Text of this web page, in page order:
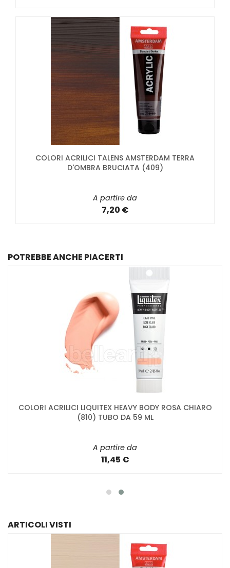
COLORI ACRILICI TALENS AMSTERDAM TERRA
D'OMBRA BRUCIATA (409)
A partire da
7,20 €
POTREBBE ANCHE PIACERTI
COLORI ACRILICI LIQUITEX HEAVY BODY ROSA CHIARO
(810) TUBO DA 59 ML
A partire da
11,45 €
ARTICOLI VISTI